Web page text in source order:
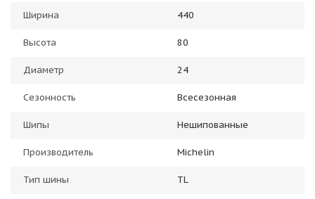
Ширина 440
Высота 80
Диаметр 24
Сезонность Всесезонная
Шипы Нешипованные
Производитель Michelin
Тип шины TL